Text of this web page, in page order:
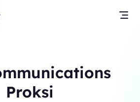
Proksi